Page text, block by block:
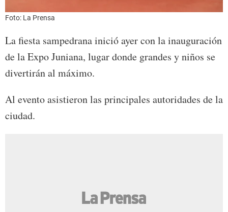
Foto: La Prensa
La fiesta sampedrana inició ayer con la inauguración
de la Expo Juniana, lugar donde grandes y niños se
divertirán al máximo.
Al evento asistieron las principales autoridades de la
ciudad.